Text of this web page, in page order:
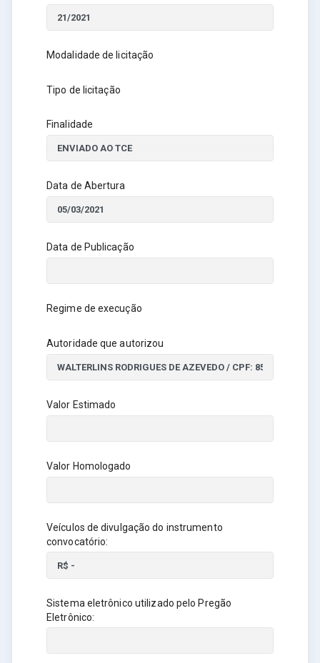
Modalidade de licitação
Tipo de licitação
Finalidade
Data de Abertura
Data de Publicação
Regime de execução
Autoridade que autorizou
Valor Estimado
Valor Homologado
Veículos de divulgação do instrumento
convocatório:
Sistema eletrônico utilizado pelo Pregão
Eletrônico: